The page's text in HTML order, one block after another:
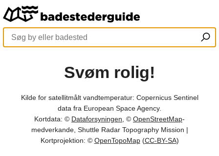
Svøm rolig!
Kilde for satellitmålt vandtemperatur: Copernicus Sentinel
data fra European Space Agency.
Kortdata: © Dataforsyningen , © OpenStreetMap-
medverkande, Shuttle Radar Topography Mission |
Kortprojektion: © OpenTopoMap(CC-BY-SA)